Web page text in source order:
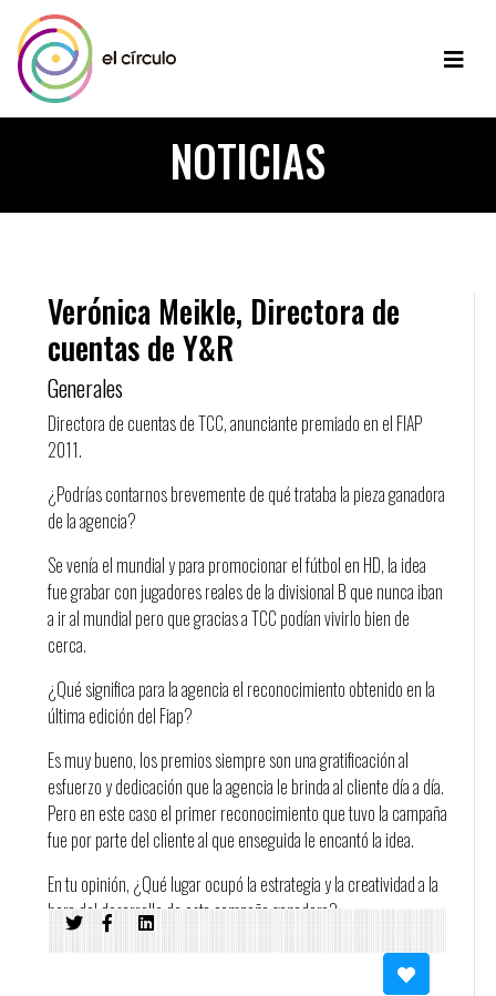
NOTICIAS
Verónica Meikle, Directora de
cuentas de Y&R
Generales
Directora de cuentas de TCC, anunciante premiado en el FIAP
2011.
¿Podrías contarnos brevemente de qué trataba la pieza ganadora
de la agencia?
Se venía el mundial y para promocionar el fútbol en HD, la idea
fue grabar con jugadores reales de la divisional B que nunca iban
a ir al mundial pero que gracias a TCC podían vivirlo bien de
cerca.
¿Qué significa para la agencia el reconocimiento obtenido en la
última edición del Fiap?
Es muy bueno, los premios siempre son una gratificación al
esfuerzo y dedicación que la agencia le brinda al cliente día a día.
Pero en este caso el primer reconocimiento que tuvo la campaña
fue por parte del cliente al que enseguida le encantó la idea.
En tu opinión, ¿Qué lugar ocupó la estrategia y la creatividad a la
hora del desarrollo de esta campaña ganadora?
Un lugar muy importante porque era una época donde había
mucha saturación de mensajes relacionados al evento y la